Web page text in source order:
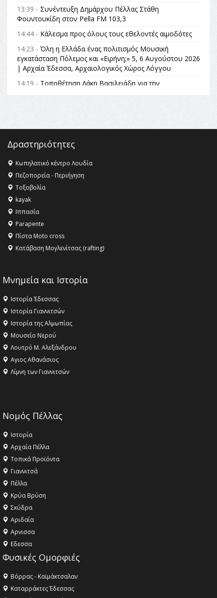
13:39 - Συνέντευξη Δημάρχου Πέλλας Στάθη
Φουντουκίδη στον Pella FM 103,3
14:44 - Κάλεσμα προς όλους τους εθελοντές αιμοδότες
14:23 - Όλη η Ελλάδα ένας πολιτισμός Μουσική
εγκατάσταση Πόλεμος και «Ειρήνη;» 5, 6 Αυγούστου 2026
| Αρχαία Έδεσσα, Αρχαιολογικός Χώρος Λόγγου
14:19 - Τοποθέτηση Λάκη Βασιλειάδη για την
θεσμικές διαδικασίες υπάρχει μόνο η ευθύνη απέναντι
στις επόμενες γενιές»
16:35 -Το πρόγραμμα του ΠΑΟΚ στον δεύτερο γύρο του
16:27 - Όλυμπος: Εντάχθηκε στον Κατάλογο Παγκόσμιας
Κληρονομιάς της UNESCO – Ομόφωνη η απόφαση Ο
Όλυμπος αναγνωρίστηκε ως φυσικό και πολιτιστικό
αγαθό εξέχουσας οικουμενικής αξίας για την
ανθρωπότητα
16:18 -
ΣΤΗΝ ΕΔΕΣΣΑ
Δραστηριότητες
Κωπηλατικό κέντρο Λουδία
Πεζοπορεία - Περιήγηση
Τοξοβολία
kayak
Ιππασία
Parapente
Πίστα Moto cross
Κατάβαση Μογλενίτσας (rafting)
Μνημεία και Ιστορία
Ιστορία Έδεσσας
Ιστορία Γιαννιτσών
Ιστορία της Αλμωπίας
Μουσείο Νερού
Λουτρό Μ. Αλεξάνδρου
Αγιος Αθανάσιος
Λίμνη των Γιαννιτσών
Νομός Πέλλας
Ιστορία
Αρχαία Πέλλα
Τοπικά Προϊόντα
Γιαννιτσά
Πέλλα
Κρύα Βρύση
Σκύδρα
Αριδαία
Aρνισσα
Eδεσσα
Φυσικές Ομορφιές
Βόρρας - Καϊμάκτσαλαν
Καταρράκτες Έδεσσας